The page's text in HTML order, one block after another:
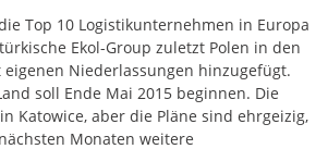
Top 10 Logistikunternehmen in Europa
Ekol-Group zuletzt Polen in den
Niederlassungen hinzugefügt.
soll Ende Mai 2015 beginnen. Die
Katowice, aber die Pläne sind ehrgeizig,
Monaten weitere